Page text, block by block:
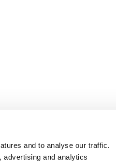
and to analyse our traffic.
advertising and analytics